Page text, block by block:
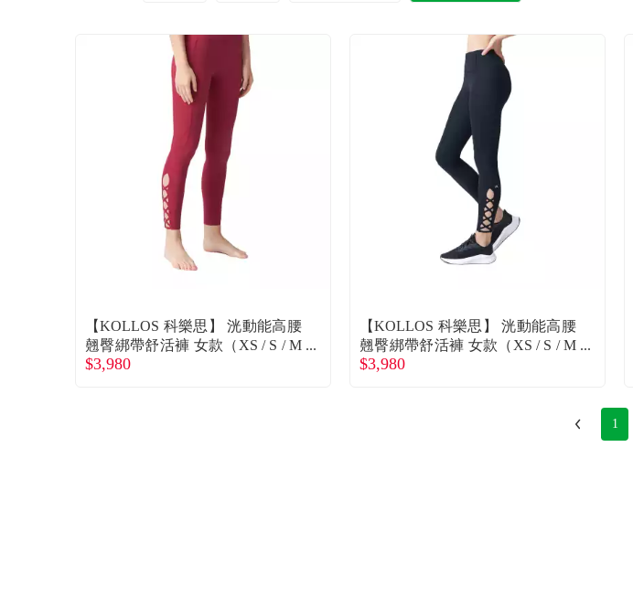
【KOLLOS 科樂思】 洸動能高腰
翹臀綁帶舒活褲 女款（XS / S / M
/ L / XL）薔薇紅-廠商直送
$3,980
【KOLLOS 科樂思】 洸動能高腰
翹臀綁帶舒活褲 女款（XS / S / M
/ L / XL） -靜謐黑-廠商直送
$3,980
1